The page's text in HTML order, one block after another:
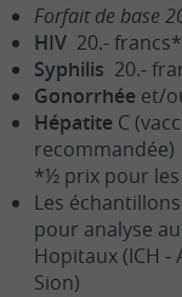
Forfait de base
HIV 20.- francs*
Syphilis 20.-
Gonorrhée et/
Hépatite C
*½ prix pour les
Les
pour analyse
Hopitaux (ICH -
Sion)